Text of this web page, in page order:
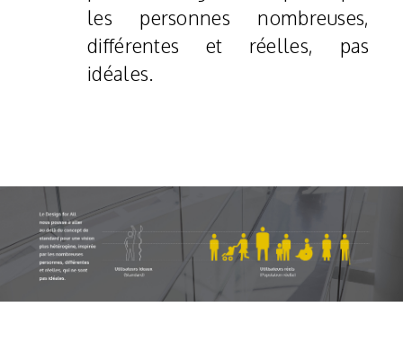
les personnes nombreuses,
différentes et réelles, pas
idéales.